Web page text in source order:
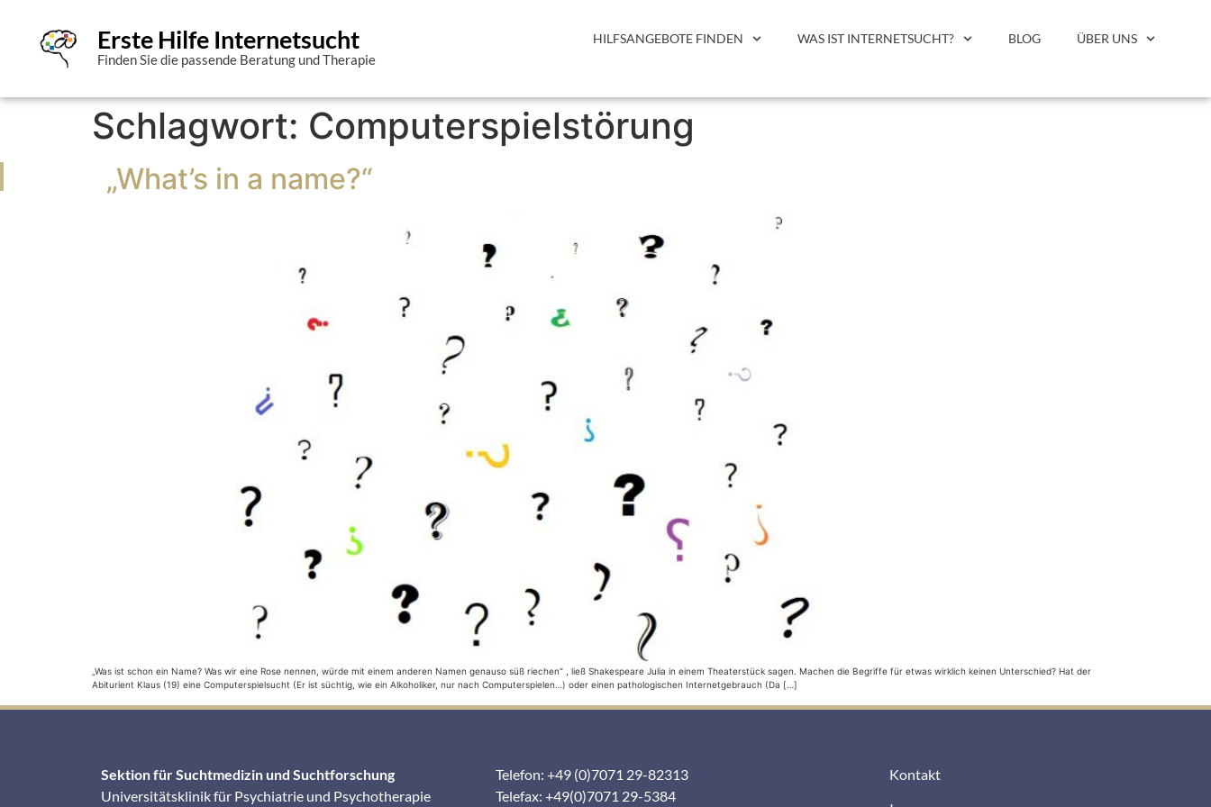
Erste Hilfe Internetsucht
Finden Sie die passende Beratung und Therapie
HILFSANGEBOTE FINDEN WAS IST INTERNETSUCHT? BLOG ÜBER UNS
Schlagwort: Computerspielstörung
„What’s in a name?“
„Was ist schon ein Name? Was wir eine Rose nennen, würde mit einem anderen Namen genauso süß riechen“ , ließ Shakespeare Julia in einem Theaterstück sagen. Machen die Begriffe für etwas wirklich keinen Unterschied? Hat der
Abiturient Klaus (19) eine Computerspielsucht (Er ist süchtig, wie ein Alkoholiker, nur nach Computerspielen…) oder einen pathologischen Internetgebrauch (Da […]
Sektion für Suchtmedizin und Suchtforschung
Universitätsklinik für Psychiatrie und Psychotherapie
Telefon: +49 (0)7071 29-82313
Telefax: +49(0)7071 29-5384
Kontakt